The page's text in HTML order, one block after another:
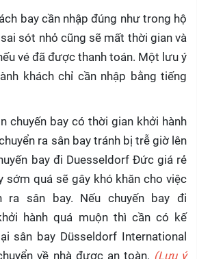
bay cần nhập đúng như trong hộ
sót nhỏ cũng sẽ mất thời gian và
vé đã được thanh toán. Một lưu ý
khách chỉ cần nhập bằng tiếng
chuyến bay có thời gian khởi hành
ra sân bay tránh bị trễ giờ lên
bay đi Duesseldorf Đức giá rẻ
sớm quá sẽ gây khó khăn cho việc
ra sân bay. Nếu chuyến bay đi
hành quá muộn thì cần có kế
sân bay Düsseldorf International
về nhà được an toàn. (Lưu ý